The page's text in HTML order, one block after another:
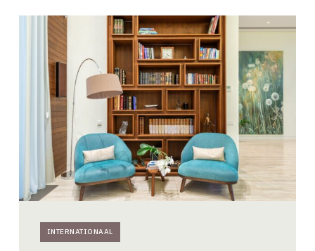
INTERNATIONAAL
Eerste
Salon
International
geopolitieke
veranderingen